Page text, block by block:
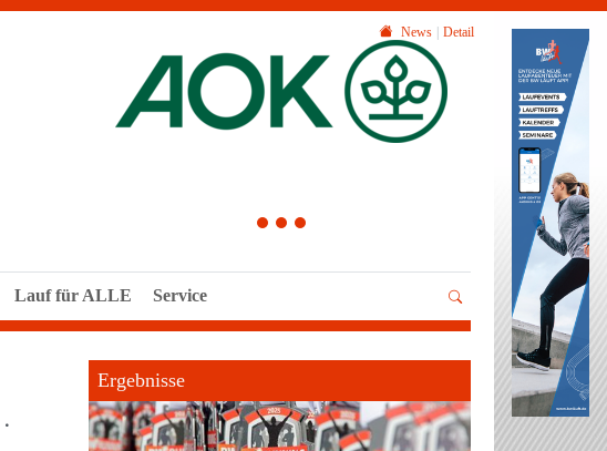
News Detail
1 2 3
Lauf für ALLE Service
Ergebnisse